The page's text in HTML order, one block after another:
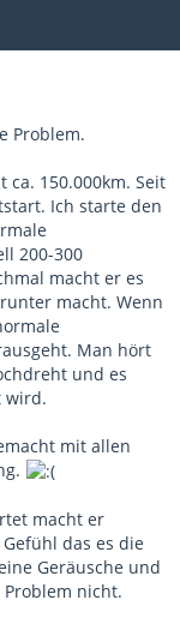
Problem.
ca. 150.000km. Seit
Ich starte den
200-300
macht er es
macht. Wenn
Man hört
und es
wird.
mit allen
macht er
das es die
Geräusche und
nicht.